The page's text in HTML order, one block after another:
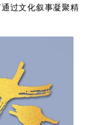
过文化叙事凝聚精